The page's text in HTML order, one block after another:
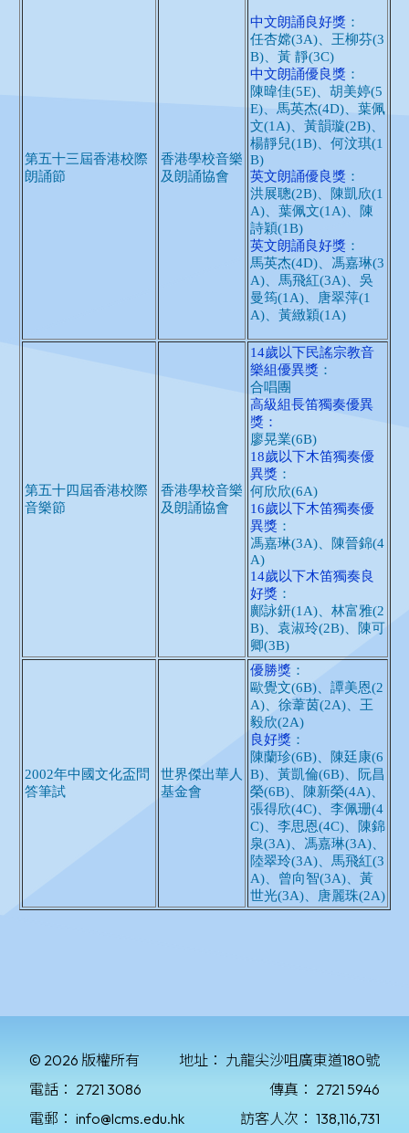
© 2026 版權所有 地址： 九龍尖沙咀廣東道180號
電話： 2721 3086 傳真： 2721 5946
電郵： info@lcms.edu.hk 訪客人次： 138,116,731